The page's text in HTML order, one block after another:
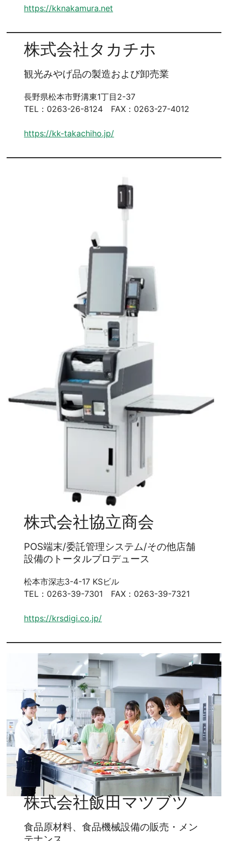
https://kknakamura.net
株式会社タカチホ
観光みやげ品の製造および卸売業
長野県松本市野溝東1丁目2-37
TEL：0263-26-8124 FAX：0263-27-4012
https://kk-takachiho.jp/
株式会社協立商会
POS端末/委託管理システム/その他店舗
設備のトータルプロデュース
松本市深志3-4-17 KSビル
TEL：0263-39-7301 FAX：0263-39-7321
https://krsdigi.co.jp/
株式会社飯田マツブツ
食品原材料、食品機械設備の販売・メン